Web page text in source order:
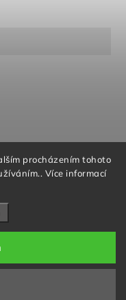
procházením tohoto
Více informací
Marketing, E-Shop
Rechte vorbehalten.
ändern